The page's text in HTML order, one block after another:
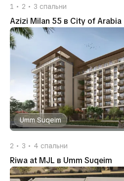
1 2 3 спальни
Azizi Milan 55 в City of Arabia
Umm Suqeim
2 3 4 спальни
Riwa at MJL в Umm Suqeim